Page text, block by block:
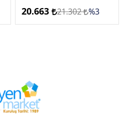
20.663 21.302 %3